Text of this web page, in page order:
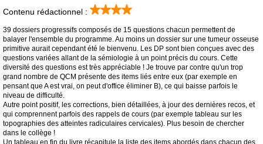
Contenu rédactionnel :
39 dossiers progressifs composés de 15 questions chacun permettent de
balayer l'ensemble du programme. Au moins un dossier sur une tumeur osseuse
primitive aurait cependant été le bienvenu. Les DP sont bien conçues avec des
questions variées allant de la sémiologie à un point précis du cours. Cette
diversité des questions est très appréciable ! Je trouve par contre qu'un trop
grand nombre de QCM présente des items liés entre eux (par exemple en
pensant que A est vrai, on peut d'office éliminer B), ce qui baisse parfois le
niveau de difficulté.
Autre point positif, les corrections, bien détaillées, à jour des dernières recos, et
qui comprennent parfois des rappels de cours (par exemple tableau sur les
topographies des atteintes radiculaires cervicales). Plus besoin de chercher
dans le collège !
Un tableau en fin du livre récapitule la liste des items abordés dans chacun des